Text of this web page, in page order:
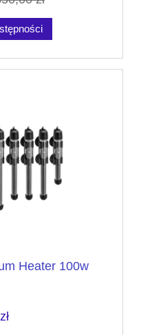
Heater 100w